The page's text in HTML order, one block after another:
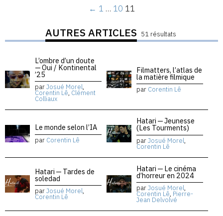
← 1 … 10 11
AUTRES ARTICLES 51 résultats
L’ombre d’un doute
— Oui / Kontinental
’25
parJosué Morel,
Corentin Lê, Clément
Colliaux
Filmatters, l’atlas de
la matière filmique
par Corentin Lê
Le monde selon l’IA
par Corentin Lê
Hatari — Jeunesse
(Les Tourments)
parJosué Morel,
Corentin Lê
Hatari — Tardes de
soledad
parJosué Morel,
Corentin Lê
Hatari — Le cinéma
d’horreur en 2024
parJosué Morel,
Corentin Lê, Pierre-
Jean Delvolvé